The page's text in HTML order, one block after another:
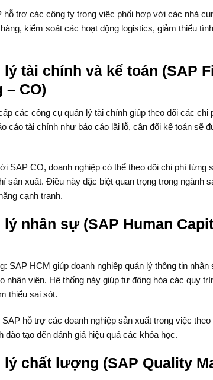
trợ các công ty trong việc phối hợp với các nhà
kiểm soát các hoạt động logistics, giảm thiểu
lý tài chính và kế toán (SAP
– CO)
các công cụ quản lý tài chính giúp theo dõi các chi
cáo tài chính như báo cáo lãi lỗ, cân đối kế toán sẽ
SAP CO, doanh nghiệp có thể theo dõi chi phí từng
sản xuất. Điều này đặc biệt quan trọng trong ngành
cạnh tranh.
nhân sự (SAP Human
SAP HCM giúp doanh nghiệp quản lý thông tin
nhân viên. Hệ thống này giúp tự động hóa các quy
thiểu sai sót.
hỗ trợ các doanh nghiệp sản xuất trong việc
tạo đến đánh giá hiệu quả các khóa học.
chất lượng (SAP Quality
Polymeric Products